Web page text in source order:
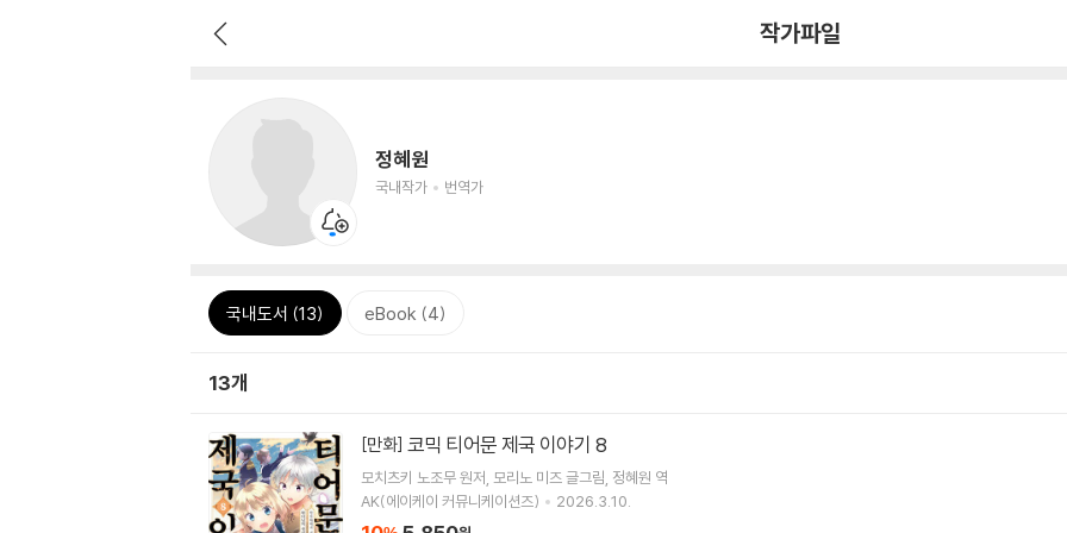
작가파일
정혜원
국내작가 번역가
국내도서 (13) eBook (4)
13개
[만화] 코믹 티어문 제국 이야기 8
모치츠키 노조무원저 모리노 미즈글그림 정혜원 역
AK(에이케이 커뮤니케이션즈)
2026.3.10.